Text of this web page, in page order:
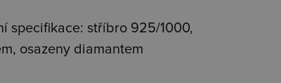
specifikace: stříbro 925/1000,
osazeny diamantem